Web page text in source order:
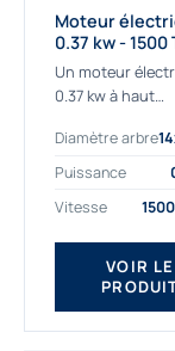
Moteur
0.37 kw - 1500
- 230/400V -
Un moteur
0.37 kw à haut
applications les
exigeantes.
kw de référence
AGM2EL 71 M
Diamètre arbre
Puissance
Vitesse
VOIR LE